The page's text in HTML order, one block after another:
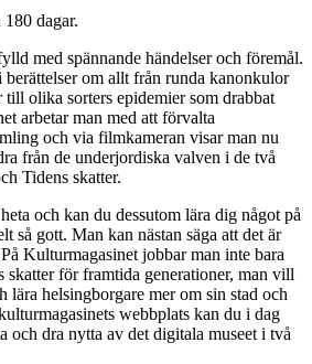
dagar.
med spännande händelser och föremål.
om allt från runda kanonkulor
till olika sorters epidemier som drabbat
arbetar man med att förvalta
och via filmkameran visar man nu
från de underjordiska valven i de två
Tidens skatter.
och kan du dessutom lära dig något på
så gott. Man kan nästan säga att det är
Kulturmagasinet jobbar man inte bara
skatter för framtida generationer, man vill
lära helsingborgare mer om sin stad och
webbplats kan du i dag
och dra nytta av det digitala museet i två